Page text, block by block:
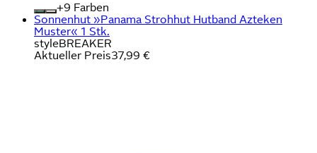
+
Farben
Sonnenhut »Panama Strohhut Hutband Azteken
Muster« 1 Stk.
styleBREAKER
Aktueller Preis37,99 €